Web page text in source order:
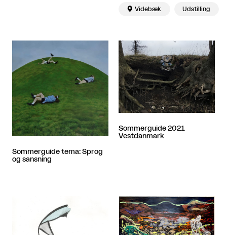
 Videbæk Udstilling
Sommerguide tema: Sprog
og sansning
Sommerguide 2021
Vestdanmark